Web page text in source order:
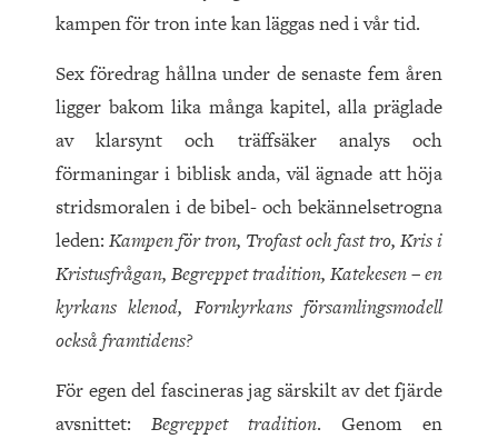
kampen för tron inte kan läggas ned i vår tid.
Sex föredrag hållna under de senaste fem åren
ligger bakom lika många kapitel, alla präglade
av klarsynt och träffsäker analys och
förmaningar i biblisk anda, väl ägnade att höja
stridsmoralen i de bibel- och bekännelsetrogna
leden: Kampen för tron, Trofast och fast tro, Kris i
Kristusfrågan, Begreppet tradition, Katekesen – en
kyrkans klenod, Fornkyrkans församlingsmodell
också framtidens?
För egen del fascineras jag särskilt av det fjärde
avsnittet: Begreppet tradition. Genom en